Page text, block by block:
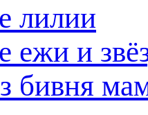
лилии
ежи и
бивня